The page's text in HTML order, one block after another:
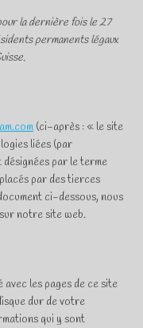
la dernière fois le 27
permanents légaux
(ci-après : « le site
liées (par
par le terme
par des tierces
ci-dessous, nous
notre site web.
les pages de ce site
dur de votre
qui y sont